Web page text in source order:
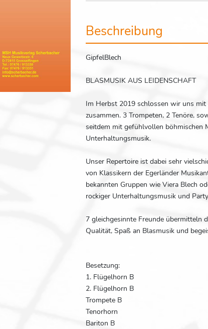
Beschreibung
GipfelBlech
BLASMUSIK AUS LEIDENSCHAFT
Im Herbst 2019 schlossen wir uns
zusammen. 3 Trompeten, 2 Tenöre,
seitdem mit gefühlvollen böhmischen
Unterhaltungsmusik.
Unser Repertoire ist dabei sehr
von Klassikern der Egerländer
bekannten Gruppen wie Viera Blech
rockiger Unterhaltungsmusik und
7 gleichgesinnte Freunde übermitteln
Qualität, Spaß an Blasmusik und
Besetzung:
1. Flügelhorn B
2. Flügelhorn B
Trompete B
Tenorhorn
Bariton B